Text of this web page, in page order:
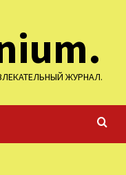
ЖУРНАЛ.